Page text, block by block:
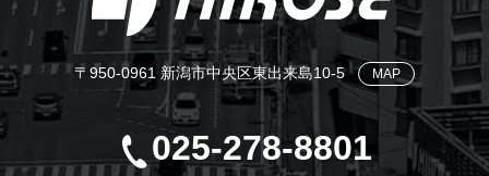
〒950-0961 新潟市中央区東出来島10-5 MAP
025-278-8801